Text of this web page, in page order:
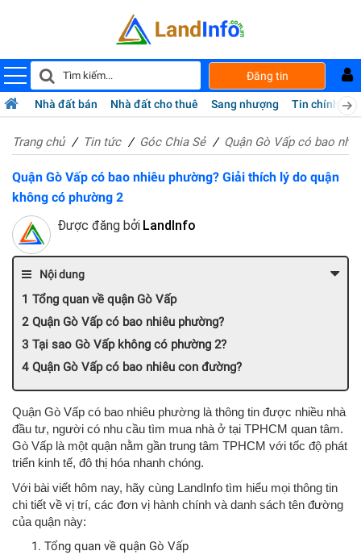
Đăng tin
Nhà đất bán Nhà đất cho thuê Sang nhượng Tin chính chủ
Trang chủ Tin tức Góc Chia Sẻ Quận Gò Vấp có bao
Quận Gò Vấp có bao nhiêu phường? Giải thích lý do quận
không có phường 2
Được đăng bởi LandInfo
Nội dung
Tổng quan về quận Gò Vấp
Quận Gò Vấp có bao nhiêu phường?
Tại sao Gò Vấp không có phường 2?
Quận Gò Vấp có bao nhiêu con đường?
Quận Gò Vấp có bao nhiêu phường là thông tin được nhiều nhà
đầu tư, người có nhu cầu tìm mua nhà ở tại TPHCM quan tâm.
Gò Vấp là một quận nằm gần trung tâm TPHCM với tốc độ phát
triển kinh tế, đô thị hóa nhanh chóng.
Với bài viết hôm nay, hãy cùng LandInfo tìm hiểu mọi thông tin
chi tiết về vị trí, các đơn vị hành chính và danh sách tên đường
của quận này:
Tổng quan về quận Gò Vấp